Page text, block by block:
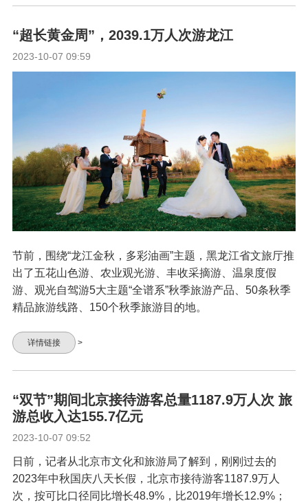
“超长黄金周”，2039.1万人次游龙江
2023-10-07 09:59
节前，围绕“龙江金秋，多彩油画”主题，黑龙江省文旅厅推
出了五花山色游、农业观光游、丰收采摘游、温泉度假
游、观光自驾游5大主题“全谱系”秋季旅游产品、50条秋季
精品旅游线路、150个秋季旅游目的地。
详情链接 >
“双节”期间北京接待游客总量1187.9万人次 旅
游总收入达155.7亿元
2023-10-07 09:52
日前，记者从北京市文化和旅游局了解到，刚刚过去的
2023年中秋国庆八天长假，北京市接待游客1187.9万人
次，按可比口径同比增长48.9%，比2019年增长12.9%；